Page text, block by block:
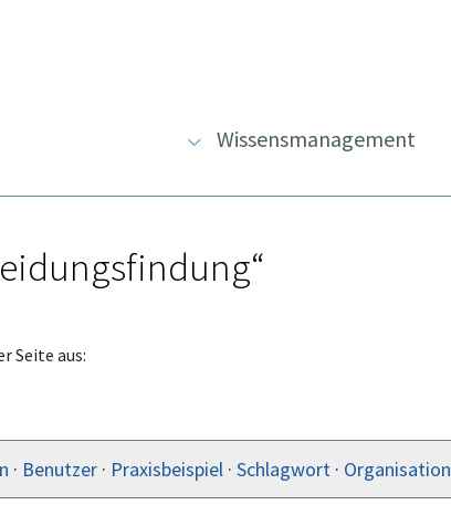
Wissensmanagement
Seite aus:
· Benutzer · Praxisbeispiel · Schlagwort · Organisation